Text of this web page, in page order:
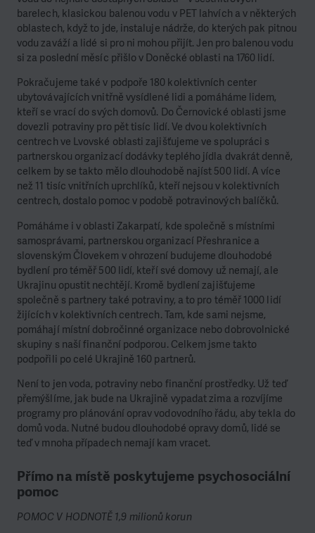
barelech, klasickou balenou vodu v PET lahvích a v některých
oblastech, když to jde, instaluje nádrže, do kterých pak pitnou
vodu zaváží a lidé si pro ni mohou přijít. Jen pro balenou vodu
si za poslední měsíc přišlo v Doněcké oblasti na 1760 lidí.
Pokračujeme také v podpoře 180 kolektivních center
ubytovávajících vnitřně vysídlené lidi a pomáháme lidem,
kteří se vrací do svých domovů. Do Černovické oblasti jsme
dovezli potraviny pro pět tisíc lidí. Ve dvou kolektivních
centrech ve Lvovské oblasti zajišťujeme ve spolupráci s
partnerskou organizací dodávky teplého jídla dvakrát denně,
celkem by se takto mělo dlouhodobě najíst 500 lidí. A více
než 11 tisíc vnitřních uprchlíků, kteří nejsou v kolektivních
centrech, dostalo pomoc v podobě potravinových balíčků.
Pomáháme i v oblasti Zakarpatí, kde společně s místními
samosprávami, partnerskou organizací Přeshranice a
slovenským Človekem v ohrození budujeme dlouhodobé
bydlení pro téměř 500 lidí, kteří své domovy už nemají, ale
Ukrajinu opustit nechtějí. Kromě bydlení zajišťujeme
společně s partnery také potraviny, a to pro téměř 1000 lidí
žijících v kolektivních centrech. Tam, kde sami nejsme,
pomáhají místní dobročinné organizace nebo dobrovolnické
skupiny s naší finanční podporou. Celkem jsme takto
podpořili po celé Ukrajině 160 partnerů.
Není to jen voda, potraviny nebo finanční prostředky. Už teď
přemýšlíme, jak bude na Ukrajině vypadat zima a rozvíjíme
programy pro plánování oprav vodovodního řádu, aby tekla do
domů voda. Nutné budou dlouhodobé opravy domů, lidé se
teď v mnoha případech nemají kam vracet.
Přímo na místě poskytujeme psychosociální
pomoc
POMOC V HODNOTĚ 1,9 milionů korun